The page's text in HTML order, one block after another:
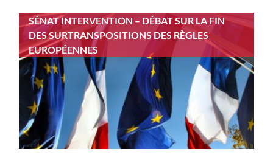
SÉNAT INTERVENTION – DÉBAT SUR LA FIN
DES SURTRANSPOSITIONS DES RÈGLES
EUROPÉENNES